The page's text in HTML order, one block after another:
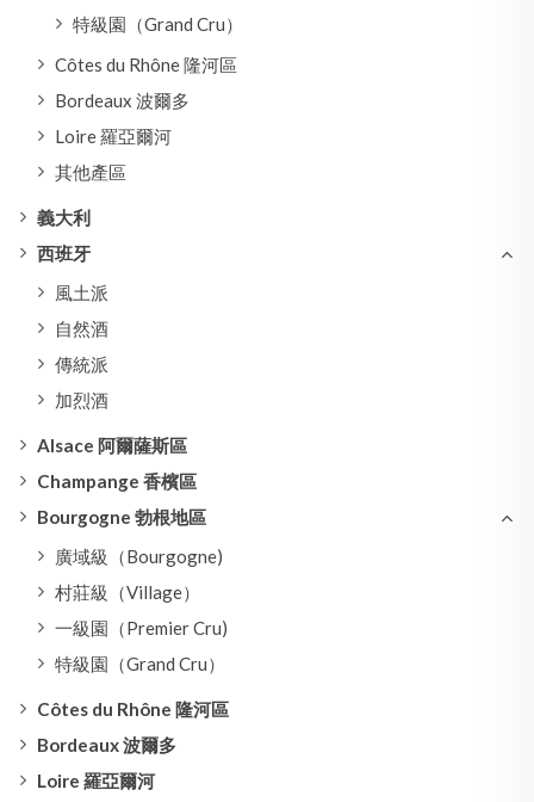
特級園（Grand Cru）
Côtes du Rhône 隆河區
Bordeaux 波爾多
Loire 羅亞爾河
其他產區
義大利
西班牙
風土派
自然酒
傳統派
加烈酒
Alsace 阿爾薩斯區
Champange 香檳區
Bourgogne 勃根地區
廣域級（Bourgogne)
村莊級（Village）
一級園（Premier Cru)
特級園（Grand Cru）
Côtes du Rhône 隆河區
Bordeaux 波爾多
Loire 羅亞爾河